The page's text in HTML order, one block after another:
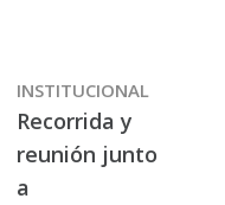
INSTITUCIONAL
Recorrida y
reunión junto
a